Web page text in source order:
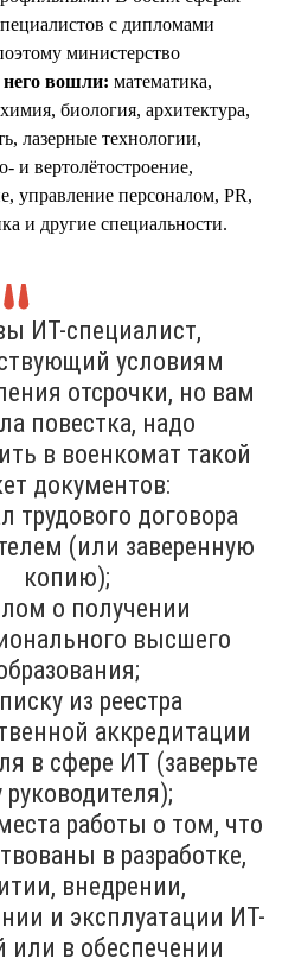
с дипломами
министерство
вошли: математика,
биология, архитектура,
лазерные технологии,
и вертолётостроение,
управление персоналом, PR,
и другие специальности.
ИТ-специалист,
условиям
отсрочки, но вам
повестка, надо
в военкомат такой
документов:
трудового договора
(или заверенную
копию);
о получении
высшего
из реестра
аккредитации
в сфере ИТ (заверьте
руководителя);
работы о том, что
в разработке,
внедрении,
и эксплуатации ИТ-
или в обеспечении